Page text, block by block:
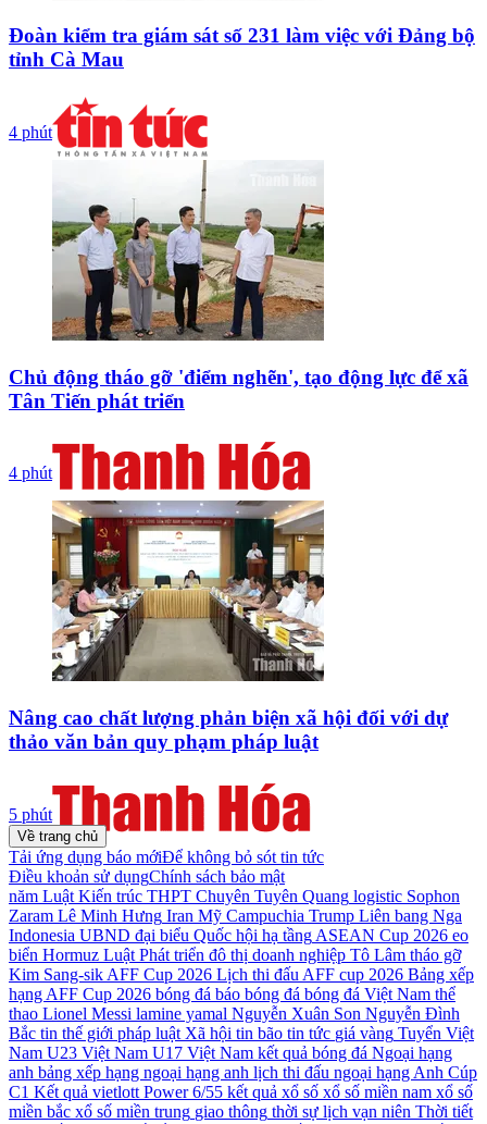
Đoàn kiểm tra giám sát số 231 làm việc với Đảng bộ
tỉnh Cà Mau
4 phút
Chủ động tháo gỡ 'điểm nghẽn', tạo động lực để xã
Tân Tiến phát triển
4 phút
Nâng cao chất lượng phản biện xã hội đối với dự
thảo văn bản quy phạm pháp luật
5 phút
Về trang chủ
Tải ứng dụng báo mớiĐể không bỏ sót tin tức
Điều khoản sử dụngChính sách bảo mật
năm Luật Kiến trúc THPT Chuyên Tuyên Quang logistic Sophon
Zaram Lê Minh Hưng Iran Mỹ Campuchia Trump Liên bang Nga
Indonesia UBND đại biểu Quốc hội hạ tầng ASEAN Cup 2026 eo
biển Hormuz Luật Phát triển đô thị doanh nghiệp Tô Lâm tháo gỡ
Kim Sang-sik AFF Cup 2026 Lịch thi đấu AFF cup 2026 Bảng xếp
hạng AFF Cup 2026 bóng đá báo bóng đá bóng đá Việt Nam thể
thao Lionel Messi lamine yamal Nguyễn Xuân Son Nguyễn Đình
Bắc tin thế giới pháp luật Xã hội tin bão tin tức giá vàng Tuyển Việt
Nam U23 Việt Nam U17 Việt Nam kết quả bóng đá Ngoại hạng
anh bảng xếp hạng ngoại hạng anh lịch thi đấu ngoại hạng Anh Cúp
C1 Kết quả vietlott Power 6/55 kết quả xổ số xổ số miền nam xổ số
miền bắc xổ số miền trung giao thông thời sự lịch vạn niên Thời tiết